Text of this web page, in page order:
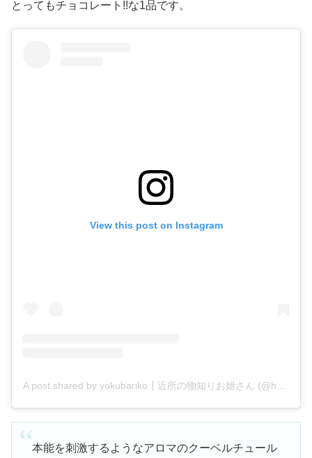
とってもチョコレート!!な1品です。
View this post on Instagram
本能を刺激するようなアロマのクーベルチュール